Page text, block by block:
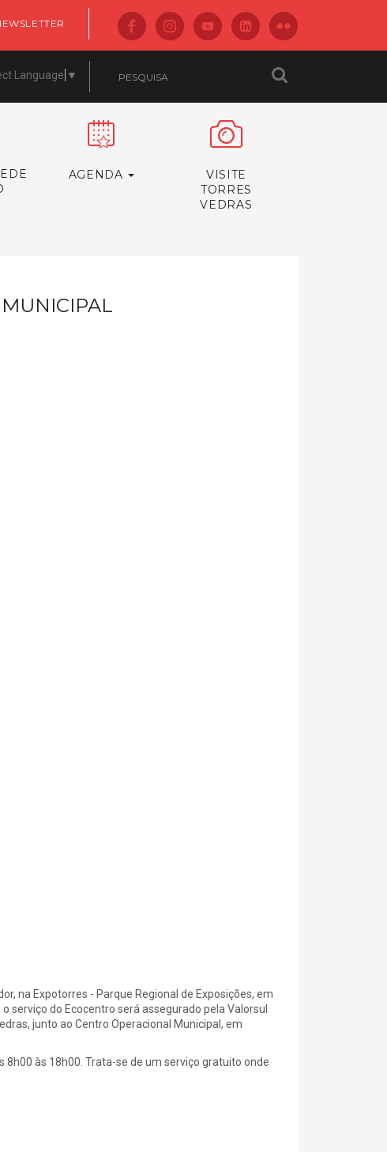
Language ▼
AGENDA
VISITE
TORRES
VEDRAS
na Expotorres - Parque Regional de Exposições, em
serviço do Ecocentro será assegurado pela Valorsul
junto ao Centro Operacional Municipal, em
às 18h00. Trata-se de um serviço gratuito onde